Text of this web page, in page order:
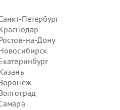
Петербург
на-Дону